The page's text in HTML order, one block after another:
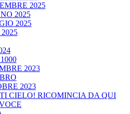
2025
2025
2025
2023
2023
CIELO! RICOMINCIA DA QUI